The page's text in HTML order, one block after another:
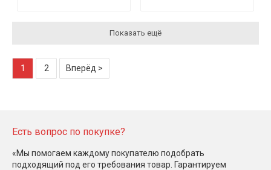
Показать ещё
1 2 Вперёд >
Есть вопрос по покупке?
«Мы помогаем каждому покупателю подобрать
подходящий под его требования товар. Гарантируем